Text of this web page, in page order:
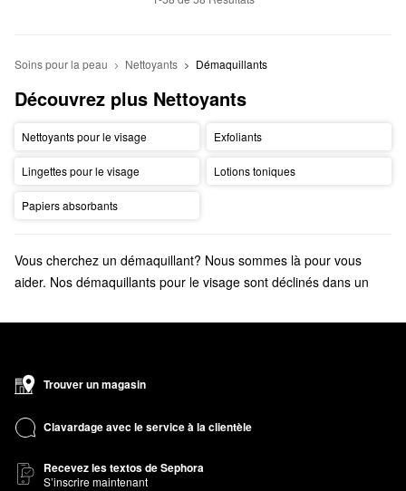
Soins pour la peau Nettoyants Démaquillants
Découvrez plus Nettoyants
Nettoyants pour le visage Exfoliants
Lingettes pour le visage Lotions toniques
Papiers absorbants
Vous cherchez un démaquillant? Nous sommes là pour vous
aider. Nos démaquillants pour le visage sont déclinés dans un
maquillage.
Trouver un magasin
Clavardage avec le service à la clientèle
Recevez les textos de Sephora
S’inscrire maintenant